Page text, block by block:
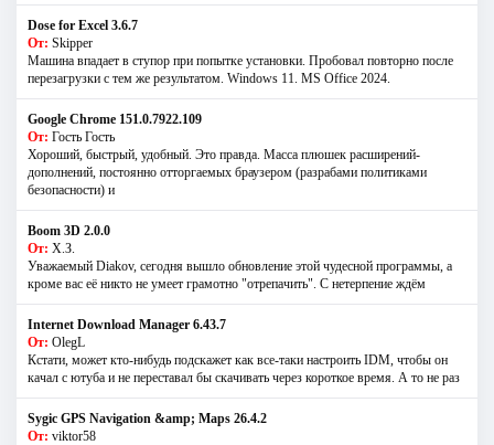
Dose for Excel 3.6.7
От: Skipper
Машина впадает в ступор при попытке установки. Пробовал повторно после
перезагрузки с тем же результатом. Windows 11. MS Offiсe 2024.
Google Chrome 151.0.7922.109
От: Гость Гость
Хороший, быстрый, удобный. Это правда. Масса плюшек расширений-
дополнений, постоянно отторгаемых браузером (разрабами политиками
безопасности) и
Boom 3D 2.0.0
От: Х.З.
Уважаемый Diakov, сегодня вышло обновление этой чудесной программы, а
кроме вас её никто не умеет грамотно "отрепачить". С нетерпение ждём
Internet Download Manager 6.43.7
От: OlegL
Кстати, может кто-нибудь подскажет как все-таки настроить IDM, чтобы он
качал с ютуба и не переставал бы скачивать через короткое время. А то не раз
Sygic GPS Navigation &amp; Maps 26.4.2
От: viktor58